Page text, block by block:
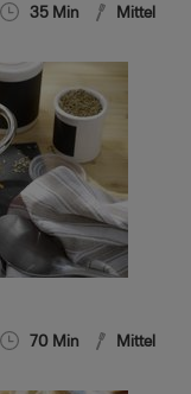
35 Min Mittel
70 Min Mittel